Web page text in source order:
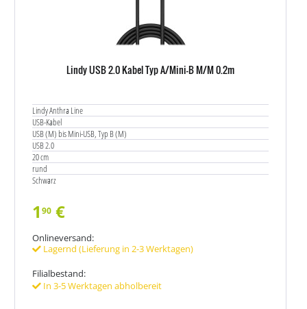
Lindy USB 2.0 Kabel Typ A/Mini-B M/M 0.2m
Lindy Anthra Line
USB-Kabel
USB (M) bis Mini-USB, Typ B (M)
USB 2.0
20 cm
rund
Schwarz
190 €
Onlineversand:
Lagernd (Lieferung in 2-3 Werktagen)
Filialbestand:
In 3-5 Werktagen abholbereit